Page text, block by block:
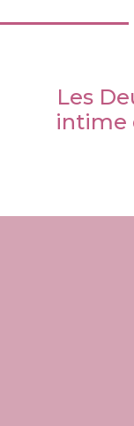
Les
intime